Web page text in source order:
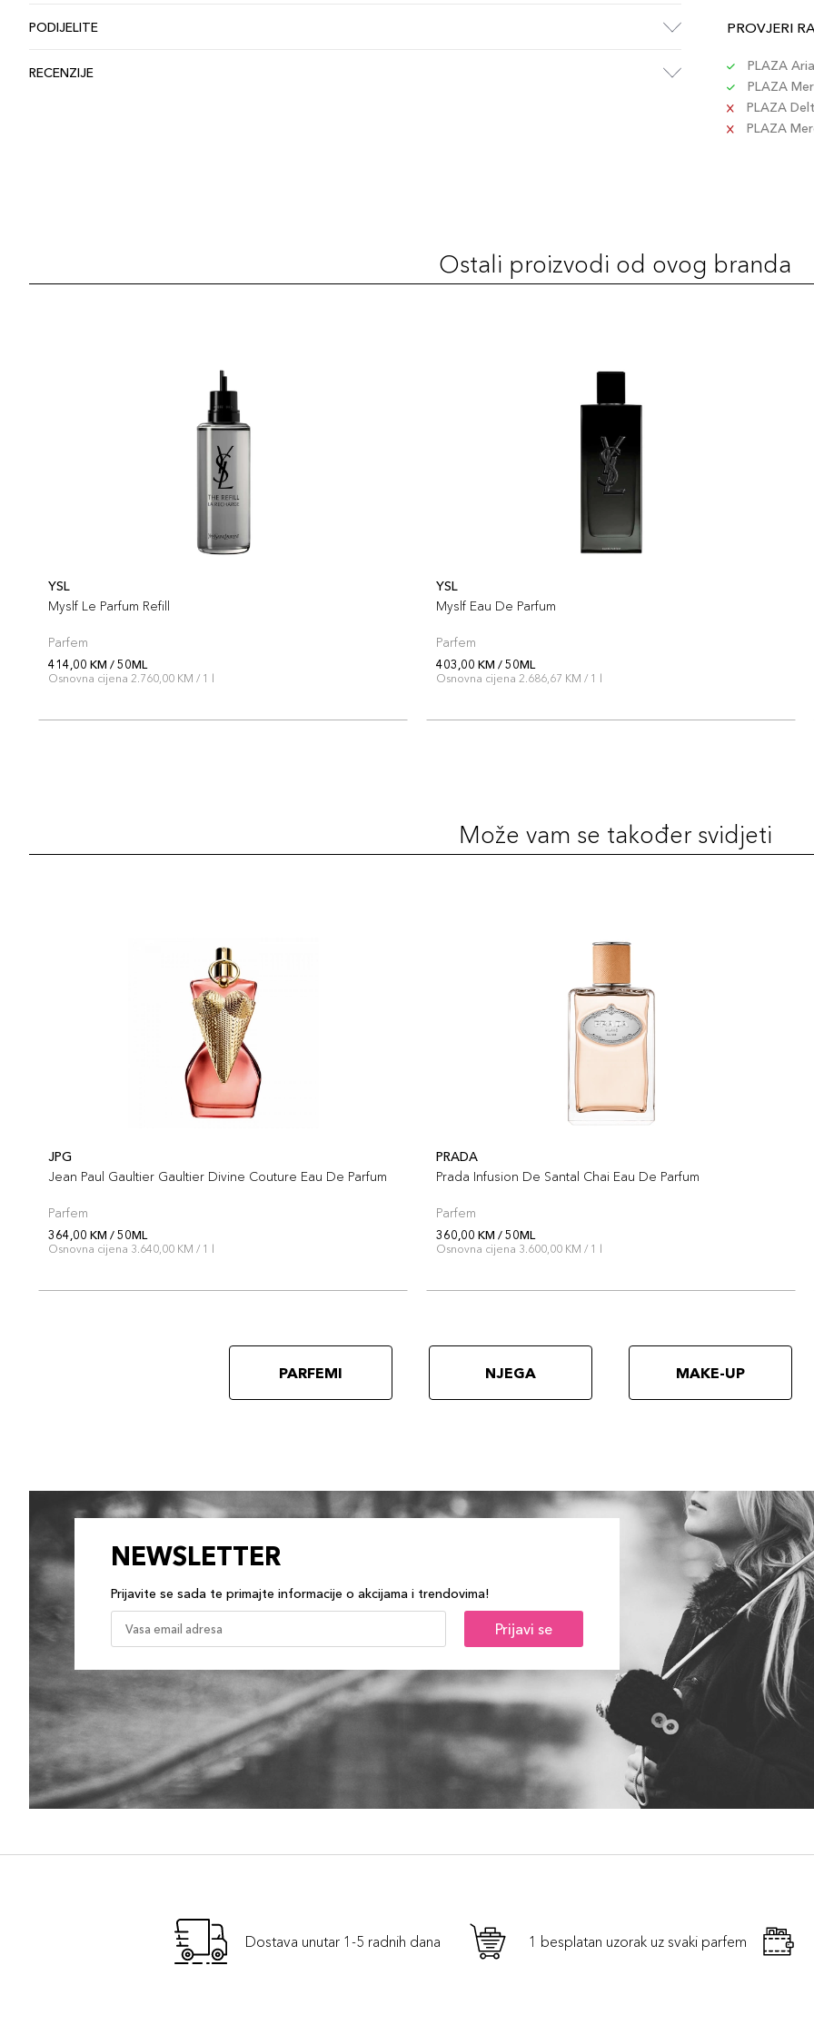
PODIJELITE
RECENZIJE
PROVJERI
PLAZA
PLAZA
PLAZA
PLAZA
Ostali proizvodi od ovog branda
YSL
Myslf Le Parfum Refill
Parfem
414,00 KM / 50ML
Osnovna cijena 2.760,00 KM / 1 l
YSL
Myslf Eau De Parfum
Parfem
403,00 KM / 50ML
Osnovna cijena 2.686,67 KM / 1 l
Može vam se također svidjeti
JPG
Jean Paul Gaultier Gaultier Divine Couture Eau De Parfum
Parfem
364,00 KM / 50ML
Osnovna cijena 3.640,00 KM / 1 l
PRADA
Prada Infusion De Santal Chai Eau De Parfum
Parfem
360,00 KM / 50ML
Osnovna cijena 3.600,00 KM / 1 l
PARFEMI NJEGA MAKE-UP
NEWSLETTER
Prijavite se sada te primajte informacije o akcijama i trendovima!
Prijavi se
Dostava unutar 1-5 radnih dana 1 besplatan uzorak uz svaki parfem